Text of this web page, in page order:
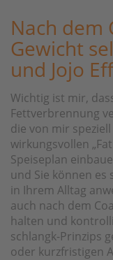
Nach dem
Gewicht
und Jojo
Wichtig ist mir,
Fettverbrennung
die von mir
wirkungsvollen
Speiseplan
und Sie können
in Ihrem Alltag
auch nach dem
halten und
schlangk-Prinzips
oder kurzfristigen